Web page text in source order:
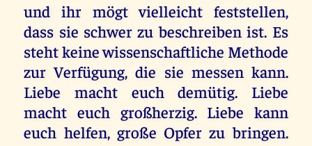
und ihr mögt vielleicht feststellen,
dass sie schwer zu beschreiben ist. Es
steht keine wissenschaftliche Methode
zur Verfügung, die sie messen kann.
Liebe macht euch demütig. Liebe
macht euch großherzig. Liebe kann
euch helfen, große Opfer zu bringen.